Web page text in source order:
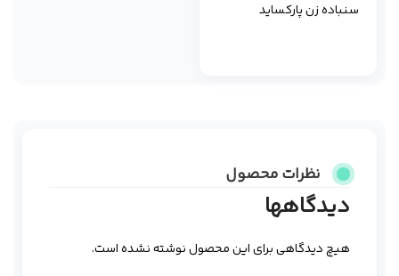
سنبادە زن پارکساید
نظرات محصول
دیدگاهها
هیچ دیدگاهی برای این محصول نوشته نشده است.